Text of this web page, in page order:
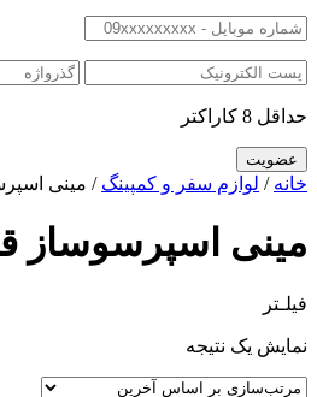
حداقل 8 کاراکتر
خانه / لوازم سفر و کمپینگ / مینی
مینی اسپرسوساز
فیلـتر
نمایش یک نتیجه